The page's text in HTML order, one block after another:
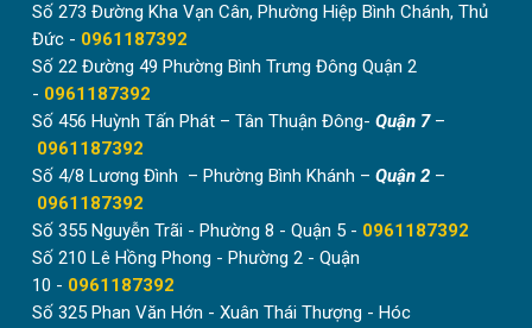
Giá treo đồ với những chi tiết nhỏ
Vì sao nên mua cây treo quần
áo bằng gỗ tại hòa phát
hòa phát chuyên cung cấp các mẫu cây treo
quần áo, mũ nón, túi xách đẹp bằng gỗ với kiểu
dáng đa dạng. Sản phẩm được đảm bảo là hàng
chính hãng loại 1 của những thương hiệu uy tín.
Số 273 Đường Kha Vạn Cân, Phường Hiệp Bình Chánh, Thủ
Đức - 0961187392
Số 22 Đường 49 Phường Bình Trưng Đông Quận 2
- 0961187392
Số 456 Huỳnh Tấn Phát – Tân Thuận Đông- Quận 7–
0961187392
Số 4/8 Lương Đình – Phường Bình Khánh – Quận 2 –
0961187392
Số 355 Nguyễn Trãi - Phường 8 - Quận 5 - 0961187392
Số 210 Lê Hồng Phong - Phường 2 - Quận
10 - 0961187392
Số 325 Phan Văn Hớn - Xuân Thái Thượng - Hóc